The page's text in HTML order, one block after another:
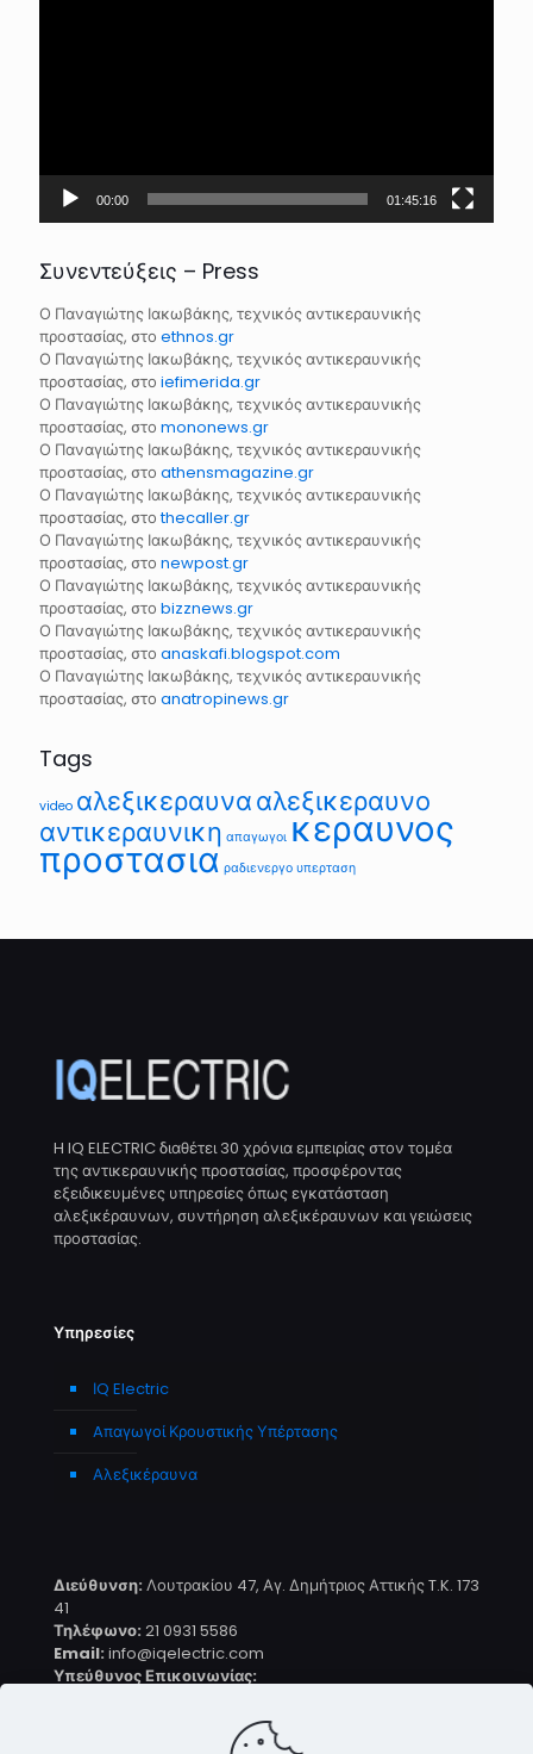
00:00 01:45:16
Συνεντεύξεις – Press
Ο Παναγιώτης Ιακωβάκης, τεχνικός αντικεραυνικής
προστασίας, στο ethnos.gr
Ο Παναγιώτης Ιακωβάκης, τεχνικός αντικεραυνικής
προστασίας, στο iefimerida.gr
Ο Παναγιώτης Ιακωβάκης, τεχνικός αντικεραυνικής
προστασίας, στο mononews.gr
Ο Παναγιώτης Ιακωβάκης, τεχνικός αντικεραυνικής
προστασίας, στο athensmagazine.gr
Ο Παναγιώτης Ιακωβάκης, τεχνικός αντικεραυνικής
προστασίας, στοthecaller.gr
Ο Παναγιώτης Ιακωβάκης, τεχνικός αντικεραυνικής
προστασίας, στο newpost.gr
Ο Παναγιώτης Ιακωβάκης, τεχνικός αντικεραυνικής
προστασίας, στο bizznews.gr
Ο Παναγιώτης Ιακωβάκης, τεχνικός αντικεραυνικής
προστασίας, στο anaskafi.blogspot.com
Ο Παναγιώτης Ιακωβάκης, τεχνικός αντικεραυνικής
προστασίας, στο anatropinews.gr
Tags
video αλεξικεραυνααλεξικεραυνο
αντικεραυνικη απαγωγοι κεραυνος
προστασια ραδιενεργο υπερταση
H IQ ELECTRIC διαθέτει 30 χρόνια εμπειρίας στον τομέα
της αντικεραυνικής προστασίας, προσφέροντας
εξειδικευμένες υπηρεσίες όπως εγκατάσταση
αλεξικέραυνων, συντήρηση αλεξικέραυνων και γειώσεις
προστασίας.
Υπηρεσίες
ΙQ Electric
Aπαγωγοί Κρουστικής Υπέρτασης
Αλεξικέραυνα
Διεύθυνση: Λουτρακίου 47, Αγ. Δημήτριος Αττικής T.K. 173
41
Τηλέφωνο: 21 0931 5586
Email: info@iqelectric.com
Υπεύθυνος Επικοινωνίας:
Τεχνικός Αντικεραυνικής Προστασίας